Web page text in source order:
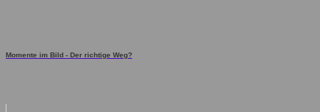
Momente im Bild - Der richtige Weg?